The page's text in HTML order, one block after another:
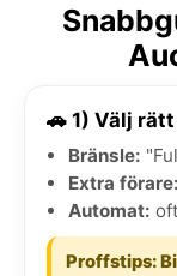
🚗 1) Välj
Bränsle:
Extra förare:
Automat:
Proffstips: